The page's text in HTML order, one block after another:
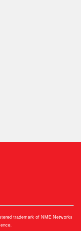
trademark of NME Networks